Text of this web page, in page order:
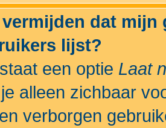
vermijden dat
lijst?
een optie Laat
alleen zichbaar
verborgen